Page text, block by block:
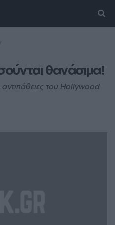
θανάσιμα!
αντιπάθειες του Hollywood